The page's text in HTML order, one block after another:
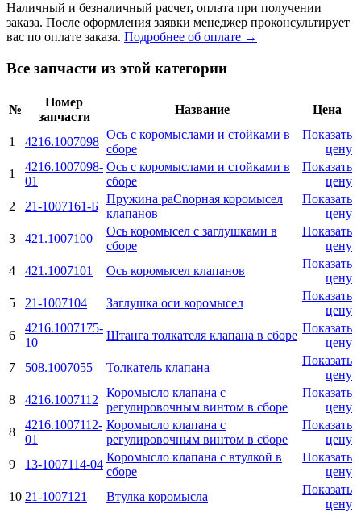
Наличный и безналичный расчет, оплата при получении
заказа. После оформления заявки менеджер проконсультирует
вас по оплате заказа. Подробнее об оплате →
Все запчасти из этой категории
№
Номер
запчасти
Название Цена
1 4216.1007098
Ось с коромыслами и стойками в
сборе
Показать
цену
1
4216.1007098-
01
Ось с коромыслами и стойками в
сборе
Показать
цену
2
21-1007161-Б
Пружина раCnорная коромысел
клапанов
Показать
цену
3
421.1007100
Ось коромысел с заглушками в
сборе
Показать
цену
4
421.1007101 Ось коромысел клапанов
Показать
цену
5
21-1007104 Заглушка оси коромысел
Показать
цену
6
4216.1007175-
10
Штанга толкателя клапана в сборе
Показать
цену
7
508.1007055 Толкатель клапана
Показать
цену
8
4216.1007112
Коромысло клапана с
регулировочным винтом в сборе
Показать
цену
8
4216.1007112-
01
Коромысло клапана с
регулировочным винтом в сборе
Показать
цену
9
13-1007114-04
Коромысло клапана с втулкой в
сборе
Показать
цену
10 21-1007121 Втулка коромысла
Показать
цену